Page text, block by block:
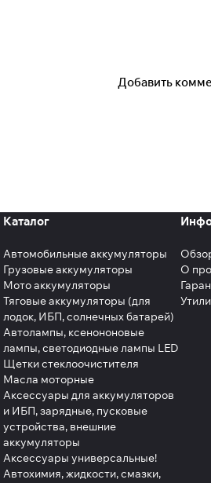
перед продукцией
использования в
Добавить
Каталог
Автомобильные аккумуляторы
Грузовые аккумуляторы
Мото аккумуляторы
Тяговые аккумуляторы (для
лодок, ИБП, солнечных батарей)
Автолампы, ксенононовые
лампы, светодиодные лампы LED
Щетки стеклоочистителя
Масла моторные
Аксессуары для аккумуляторов
и ИБП, зарядные, пусковые
устройства, внешние
аккумуляторы
Аксессуары универсальные!
Автохимия, жидкости, смазки,
О